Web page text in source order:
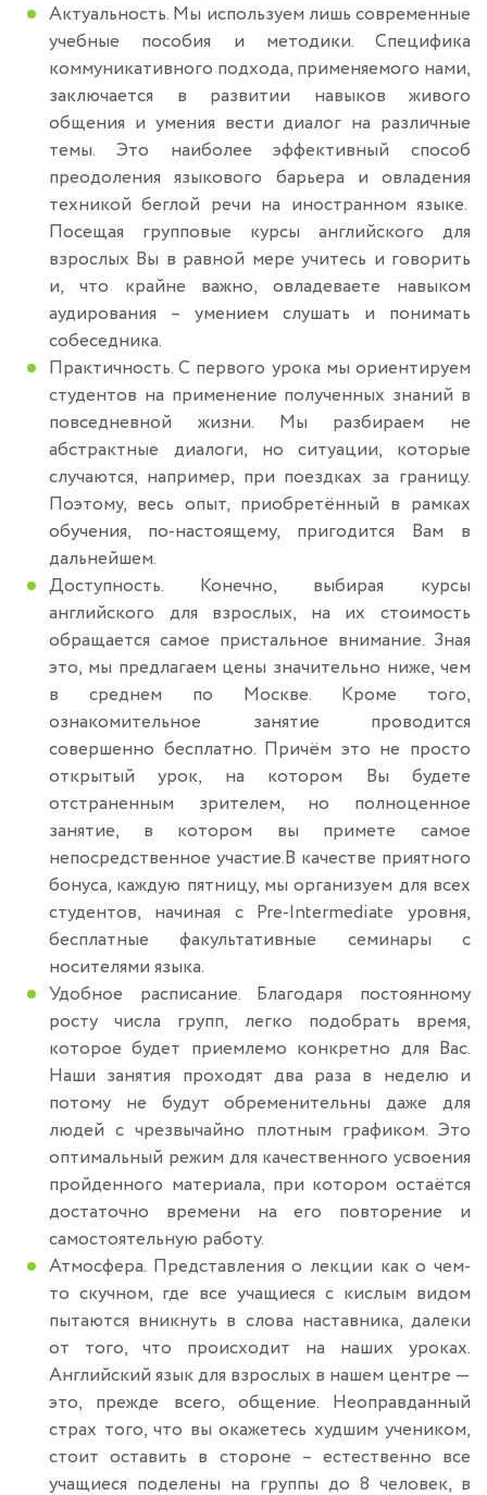
Актуальность. Мы используем лишь современные
учебные пособия и методики. Специфика
коммуникативного подхода, применяемого нами,
заключается в развитии навыков живого
общения и умения вести диалог на различные
темы. Это наиболее эффективный способ
преодоления языкового барьера и овладения
техникой беглой речи на иностранном языке.
Посещая групповые курсы английского для
взрослых Вы в равной мере учитесь и говорить
и, что крайне важно, овладеваете навыком
аудирования – умением слушать и понимать
собеседника.
Практичность. С первого урока мы ориентируем
студентов на применение полученных знаний в
повседневной жизни. Мы разбираем не
абстрактные диалоги, но ситуации, которые
случаются, например, при поездках за границу.
Поэтому, весь опыт, приобретённый в рамках
обучения, по-настоящему, пригодится Вам в
дальнейшем.
Доступность. Конечно, выбирая курсы
английского для взрослых, на их стоимость
обращается самое пристальное внимание. Зная
это, мы предлагаем цены значительно ниже, чем
в среднем по Москве. Кроме того,
ознакомительное занятие проводится
совершенно бесплатно. Причём это не просто
открытый урок, на котором Вы будете
отстраненным зрителем, но полноценное
занятие, в котором вы примете самое
непосредственное участие.В качестве приятного
бонуса, каждую пятницу, мы организуем для всех
студентов, начиная с Pre-Intermediate уровня,
бесплатные факультативные семинары с
носителями языка.
Удобное расписание. Благодаря постоянному
росту числа групп, легко подобрать время,
которое будет приемлемо конкретно для Вас.
Наши занятия проходят два раза в неделю и
потому не будут обременительны даже для
людей с чрезвычайно плотным графиком. Это
оптимальный режим для качественного усвоения
пройденного материала, при котором остаётся
достаточно времени на его повторение и
самостоятельную работу.
Атмосфера. Представления о лекции как о чем-
то скучном, где все учащиеся с кислым видом
пытаются вникнуть в слова наставника, далеки
от того, что происходит на наших уроках.
Английский язык для взрослых в нашем центре —
это, прежде всего, общение. Неоправданный
страх того, что вы окажетесь худшим учеником,
стоит оставить в стороне – естественно все
учащиеся поделены на группы до 8 человек, в